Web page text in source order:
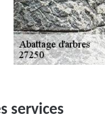
services